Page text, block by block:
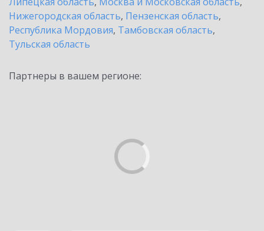
Нижегородская область, Пензенская область,
Республика Мордовия, Тамбовская область,
Тульская область
Партнеры в вашем регионе: